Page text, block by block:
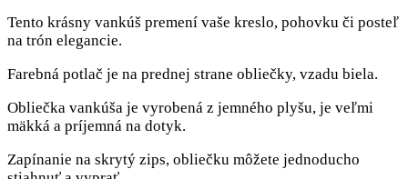
Tento krásny vankúš premení vaše kreslo, pohovku či posteľ
na trón elegancie.
Farebná potlač je na prednej strane obliečky, vzadu biela.
Obliečka vankúša je vyrobená z jemného plyšu, je veľmi
mäkká a príjemná na dotyk.
Zapínanie na skrytý zips, obliečku môžete jednoducho